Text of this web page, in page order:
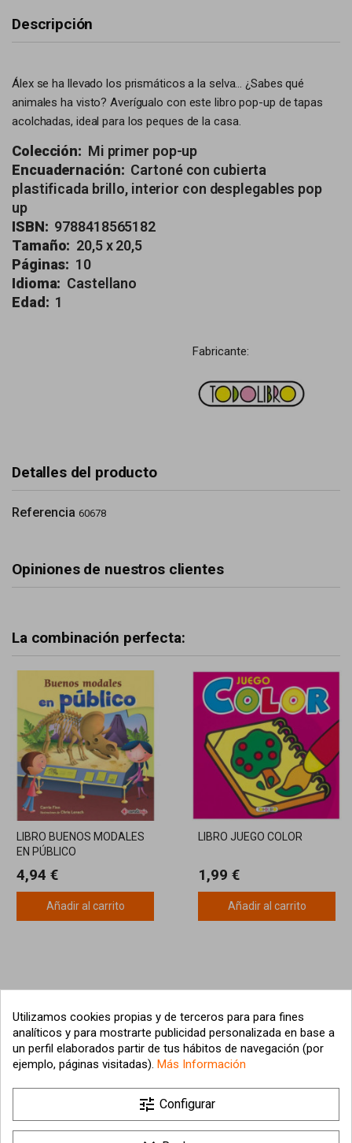
Descripción
Álex se ha llevado los prismáticos a la selva... ¿Sabes qué
animales ha visto? Averígualo con este libro pop-up de tapas
acolchadas, ideal para los peques de la casa.
Colección: Mi primer pop-up
Encuadernación: Cartoné con cubierta
plastificada brillo, interior con desplegables pop
up
ISBN: 9788418565182
Tamaño: 20,5 x 20,5
Páginas: 10
Idioma: Castellano
Edad: 1
Fabricante:
Detalles del producto
Referencia 60678
Opiniones de nuestros clientes
La combinación perfecta:
LIBRO BUENOS MODALES
EN PÚBLICO
4,94 €
Añadir al carrito
LIBRO JUEGO COLOR
1,99 €
Añadir al carrito
Utilizamos cookies propias y de terceros para para fines
analíticos y para mostrarte publicidad personalizada en base a
un perfil elaborados partir de tus hábitos de navegación (por
ejemplo, páginas visitadas). Más Información
tune Configurar